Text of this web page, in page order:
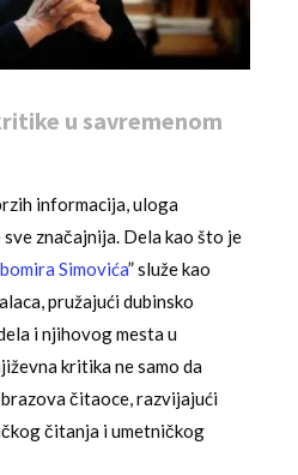
u savremenom
informacija, uloga
značajnija. Dela kao što je
Simovića” služe kao
pružajući dubinsko
i njihovog mesta u
kritika ne samo da
čitaoce, razvijajući
čitanja i umetničkog